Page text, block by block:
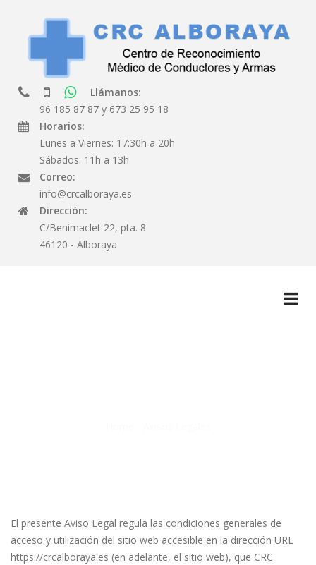
Llámanos:
96 185 87 87 y 673 25 95 18
Horarios:
Lunes a Viernes: 17:30h a 20h
Sábados: 11h a 13h
Correo:
info@crcalboraya.es
Dirección:
C/Benimaclet 22, pta. 8
46120 - Alboraya
El presente Aviso Legal regula las condiciones generales de
acceso y utilización del sitio web accesible en la dirección URL
https://crcalboraya.es (en adelante, el sitio web), que CRC